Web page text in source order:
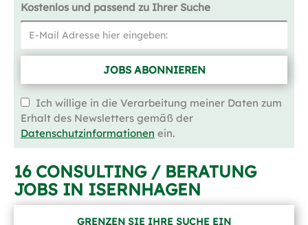
Kostenlos und passend zu Ihrer Suche
JOBS ABONNIEREN
Ich willige in die Verarbeitung meiner Daten zum
Erhalt des Newsletters gemäß der
Datenschutzinformationen ein.
16 CONSULTING / BERATUNG
JOBS IN ISERNHAGEN
GRENZEN SIE IHRE SUCHE EIN